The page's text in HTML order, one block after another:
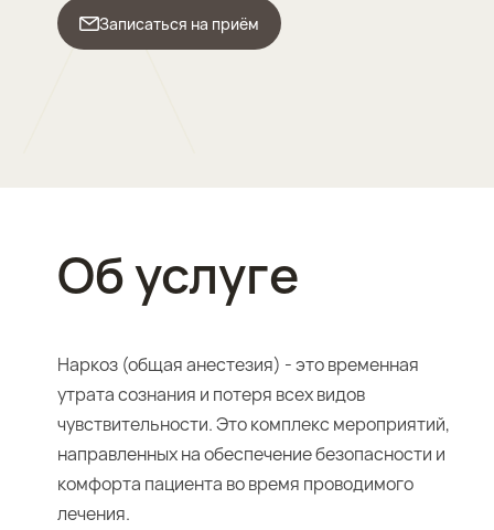
Записаться на приём
Об услуге
Наркоз (общая анестезия) - это временная
утрата сознания и потеря всех видов
чувствительности. Это комплекс мероприятий,
направленных на обеспечение безопасности и
комфорта пациента во время проводимого
лечения.